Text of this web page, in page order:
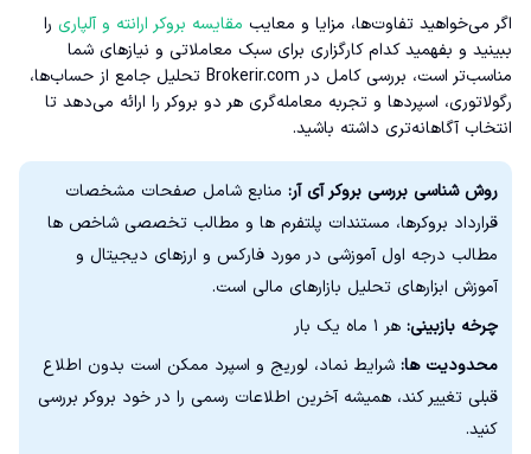
اگر می‌خواهید تفاوت‌ها، مزایا و معایب مقایسه بروکر ارانته و آلپاری را
ببینید و بفهمید کدام کارگزاری برای سبک معاملاتی و نیازهای شما
مناسب‌تر است، بررسی کامل در Brokerir.com تحلیل جامع از حساب‌ها،
رگولاتوری، اسپردها و تجربه معامله‌گری هر دو بروکر را ارائه می‌دهد تا
انتخاب آگاهانه‌تری داشته باشید.
روش شناسی بررسی بروکر آی آر: منابع شامل صفحات مشخصات
قرارداد بروکرها، مستندات پلتفرم ها و مطالب تخصصی شاخص ها
مطالب درجه اول آموزشی در مورد فارکس و ارزهای دیجیتال و
آموزش ابزارهای تحلیل بازارهای مالی است.
چرخه بازبینی: هر ۱ ماه یک بار
محدودیت ها: شرایط نماد، لوریج و اسپرد ممکن است بدون اطلاع
قبلی تغییر کند، همیشه آخرین اطلاعات رسمی را در خود بروکر بررسی
کنید.